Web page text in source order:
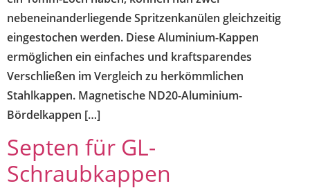
nebeneinanderliegende Spritzenkanülen gleichzeitig
eingestochen werden. Diese Aluminium-Kappen
ermöglichen ein einfaches und kraftsparendes
Verschließen im Vergleich zu herkömmlichen
Stahlkappen. Magnetische ND20-Aluminium-
Bördelkappen […]
Septen für GL-
Schraubkappen